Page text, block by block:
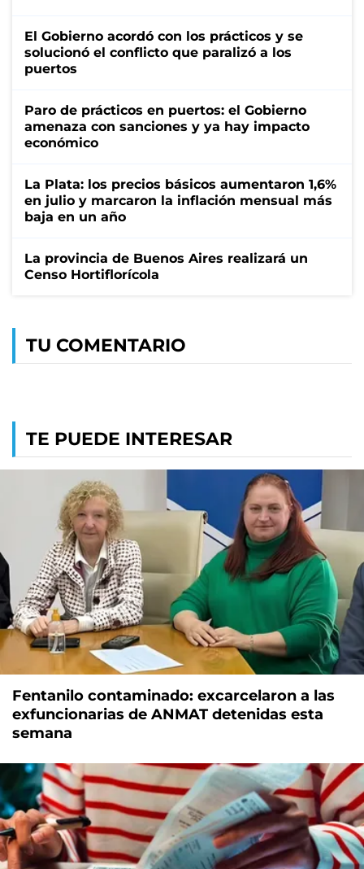
El Gobierno acordó con los prácticos y se
solucionó el conflicto que paralizó a los
puertos
Paro de prácticos en puertos: el Gobierno
amenaza con sanciones y ya hay impacto
económico
La Plata: los precios básicos aumentaron 1,6%
en julio y marcaron la inflación mensual más
baja en un año
La provincia de Buenos Aires realizará un
Censo Hortiflorícola
TU COMENTARIO
TE PUEDE INTERESAR
Fentanilo contaminado: excarcelaron a las
exfuncionarias de ANMAT detenidas esta
semana